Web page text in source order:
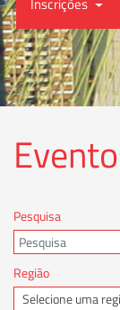
Pesquisa
Região